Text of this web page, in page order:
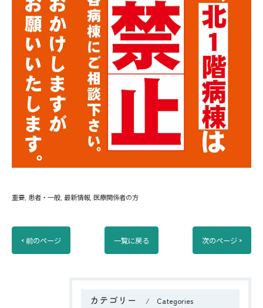
重要 患者・一般 最新情報 医療関係者の方
< 前のページ 一覧に戻る 次のページ >
カテゴリー Categories